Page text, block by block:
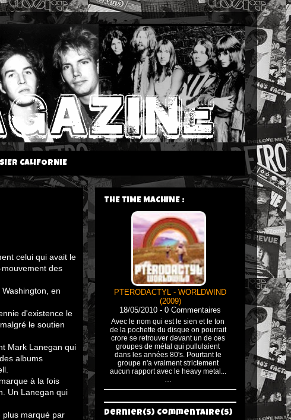
CALIFORNIE
celui qui avait le
des
en
d'existence le
le soutien
Mark Lanegan qui
albums
à la fois
Un Lanegan qui
plus marqué par
THE TIME MACHINE :
PTERODACTYL - WORLDWIND
(2009)
18/05/2010 - 0 Commentaires
Avec le nom qui est le sien et le ton
de la pochette du disque on pourrait
crore se retrouver devant un de ces
groupes de métal qui pullulaient
dans les années 80's. Pourtant le
groupe n'a vraiment strictement
aucun rapport avec le heavy metal...
…
Dernier(s) Commentaire(s)